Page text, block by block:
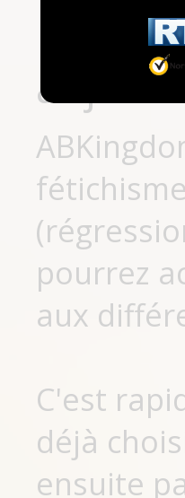
Pas
pourrez
aux
C'est
déjà
ensuite